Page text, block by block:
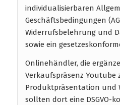
individualisierbaren
Geschäftsbedingungen
Widerrufsbelehrung und
sowie ein
Onlinehändler, die
Verkaufspräsenz Youtube
Produktpräsentation und
sollten dort eine DSGVO-